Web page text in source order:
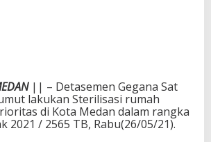
|| – Detasemen Gegana Sat
lakukan Sterilisasi rumah
di Kota Medan dalam rangka
2021 / 2565 TB, Rabu(26/05/21).